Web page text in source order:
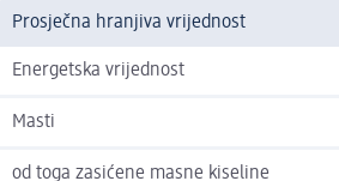
Prosječna hranjiva vrijednost
Energetska vrijednost
Masti
od toga zasićene masne kiseline